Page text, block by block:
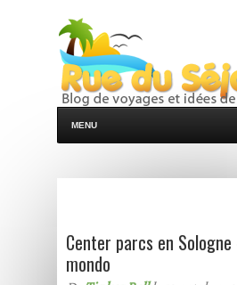
MENU
Center parcs en Sologne
mondo